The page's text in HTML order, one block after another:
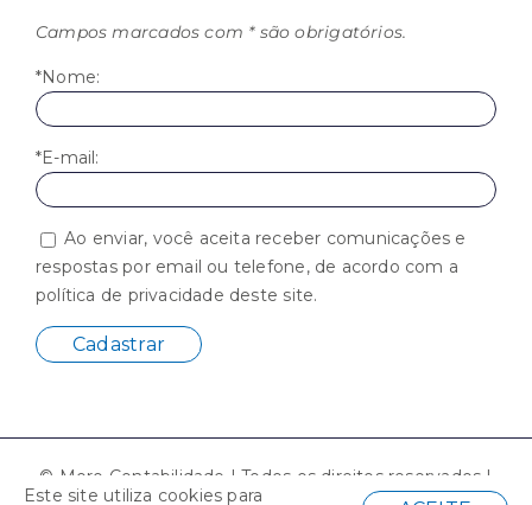
Campos marcados com * são obrigatórios.
*Nome:
*E-mail:
Ao enviar, você aceita receber comunicações e
respostas por email ou telefone, de acordo com a
política de privacidade deste site.
© Moro Contabilidade | Todos os direitos reservados |
Este site utiliza cookies para